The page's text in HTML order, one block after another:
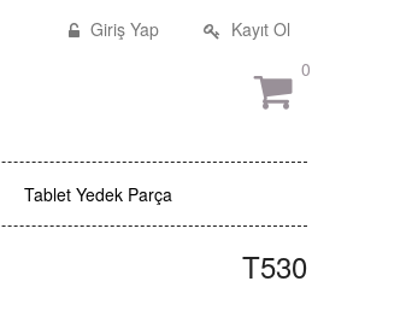
Giriş Yap
Kayıt Ol
0
Tablet Yedek Parça
T530